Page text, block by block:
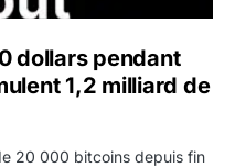
dollars pendant
1,2 milliard de
20 000 bitcoins depuis fin